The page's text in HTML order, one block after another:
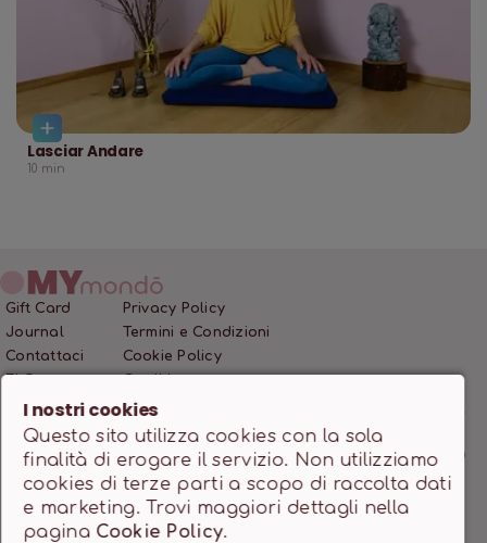
Lasciar Andare
10 min
Gift Card
Journal
Contattaci
Privacy Policy
Termini e Condizioni
Cookie Policy
MONDO SSD SRL • P.IVA 12466200966 • Capitale Sociale
10.000,00 €
Powered by milanowebdesignstudio.it
I nostri cookies
Questo sito utilizza cookies con la sola
finalità di erogare il servizio. Non utilizziamo
cookies di terze parti a scopo di raccolta dati
e marketing. Trovi maggiori dettagli nella
pagina Cookie Policy.